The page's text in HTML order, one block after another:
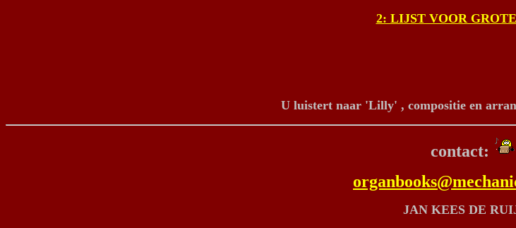
2: LIJST VOOR
U luistert naar 'Lilly' , compositie en
contact:
JAN KEES DE